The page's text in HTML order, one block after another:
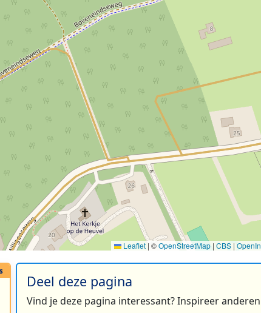
Leaflet | ©OpenStreetMap | CBS |
Deel deze pagina
Vind je deze pagina interessant? Inspireer